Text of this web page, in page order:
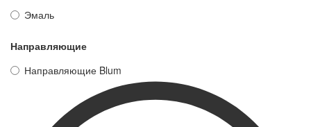
Эмаль
Направляющие
Направляющие Blum